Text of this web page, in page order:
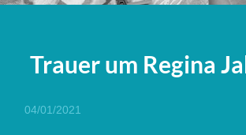
Trauer um Regina
04/01/2021